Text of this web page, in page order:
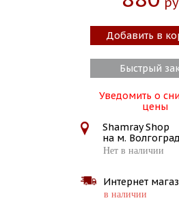
Добавить в
Быстрый
Уведомить о
цены
Shamray Shop
на м.
Нет в наличии
Интернет
в наличии